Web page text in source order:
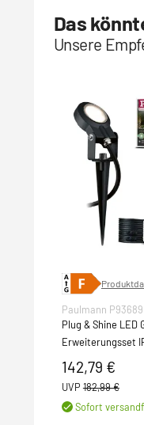
Das
Unsere
Paulmann P93689
Plug & Shine
Erweiterungsset
Anthrazit
142,79 €
UVP 182,99 €
Sofort